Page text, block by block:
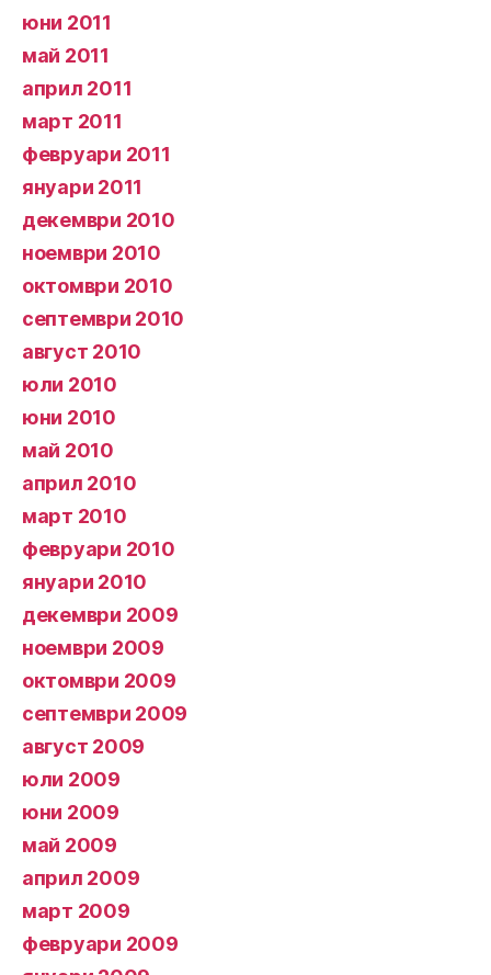
юни 2011
май 2011
април 2011
март 2011
февруари 2011
януари 2011
декември 2010
ноември 2010
октомври 2010
септември 2010
август 2010
юли 2010
юни 2010
май 2010
април 2010
март 2010
февруари 2010
януари 2010
декември 2009
ноември 2009
октомври 2009
септември 2009
август 2009
юли 2009
юни 2009
май 2009
април 2009
март 2009
февруари 2009